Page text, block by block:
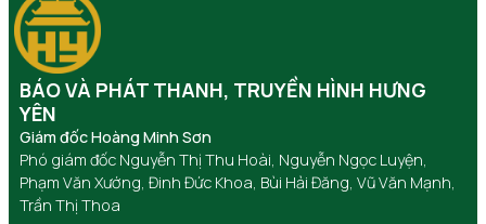
BÁO VÀ PHÁT THANH, TRUYỀN HÌNH HƯNG
YÊN
Giám đốc Hoàng Minh Sơn
Phó giám đốc Nguyễn Thị Thu Hoài, Nguyễn Ngọc Luyện,
Phạm Văn Xướng, Đinh Đức Khoa, Bùi Hải Đăng, Vũ Văn Mạnh,
Trần Thị Thoa